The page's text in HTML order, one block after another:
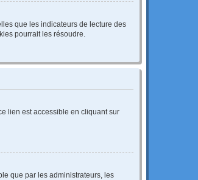
que les indicateurs de lecture des
pourrait les résoudre.
lien est accessible en cliquant sur
que par les administrateurs, les